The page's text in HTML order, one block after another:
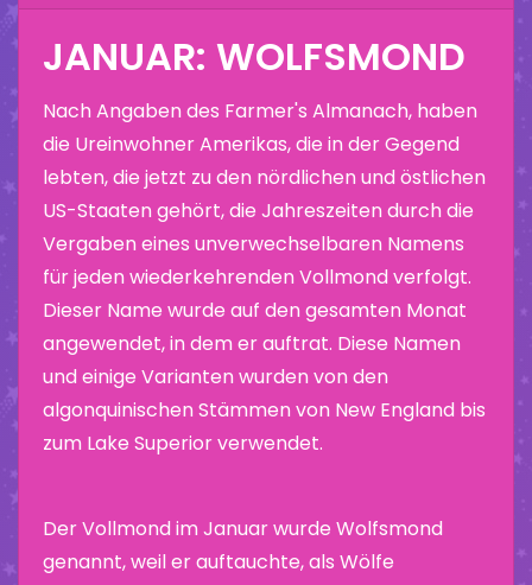
JANUAR: WOLFSMOND
Nach Angaben des Farmer's Almanach, haben
die Ureinwohner Amerikas, die in der Gegend
lebten, die jetzt zu den nördlichen und östlichen
US-Staaten gehört, die Jahreszeiten durch die
Vergaben eines unverwechselbaren Namens
für jeden wiederkehrenden Vollmond verfolgt.
Dieser Name wurde auf den gesamten Monat
angewendet, in dem er auftrat. Diese Namen
und einige Varianten wurden von den
algonquinischen Stämmen von New England bis
zum Lake Superior verwendet.
Der Vollmond im Januar wurde Wolfsmond
genannt, weil er auftauchte, als Wölfe